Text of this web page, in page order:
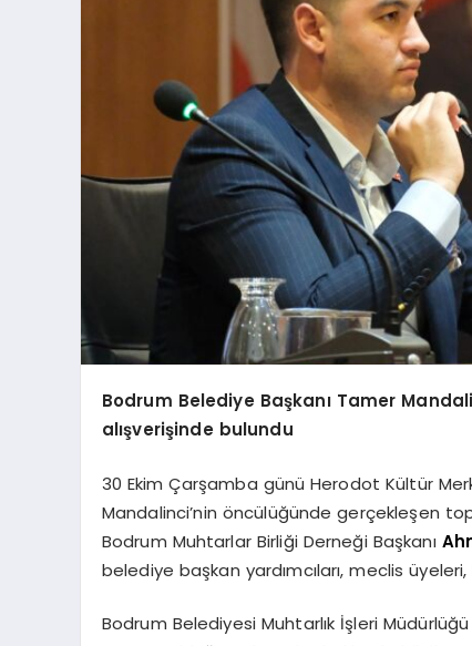
Bodrum Belediye Başkanı Tamer
alışverişinde bulundu
30 Ekim Çarşamba günü Herodot Kültür
Mandalinci’nin öncülüğünde gerçekleşen
Bodrum Muhtarlar Birliği Derneği Başkanı
belediye başkan yardımcıları, meclis
Bodrum Belediyesi Muhtarlık İşleri